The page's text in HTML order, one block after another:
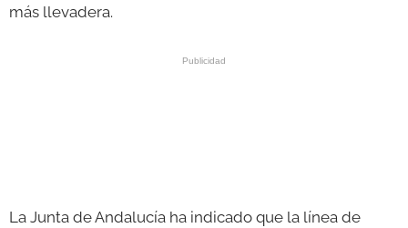
más llevadera.
La Junta de Andalucía ha indicado que la línea de